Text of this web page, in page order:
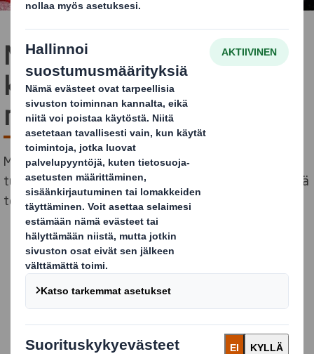
Makeiset - pakkaa
kuljetukseen, erotu
myymälässä
Makeistuotteiden tuoteryhmä on selkeä poikkeus:
tutkimukset osoittavat, että yli 70 % ostopäätöksistä
tehdään hetken mielijohteesta kaupassa.
Pakkaukset, jossa
makeiset tulevat
huomatuksi